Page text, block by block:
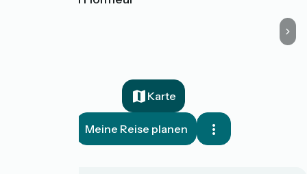
Karte
Meine Reise planen